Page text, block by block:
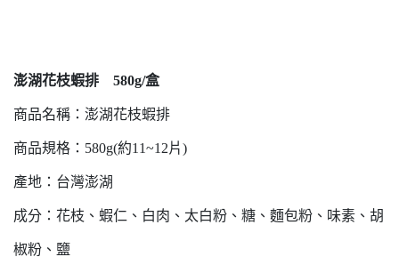
澎湖花枝蝦排 580g/盒
商品名稱：澎湖花枝蝦排
商品規格：580g(約11~12片)
產地：台灣澎湖
成分：花枝、蝦仁、白肉、太白粉、糖、麵包粉、味素、胡
椒粉、鹽